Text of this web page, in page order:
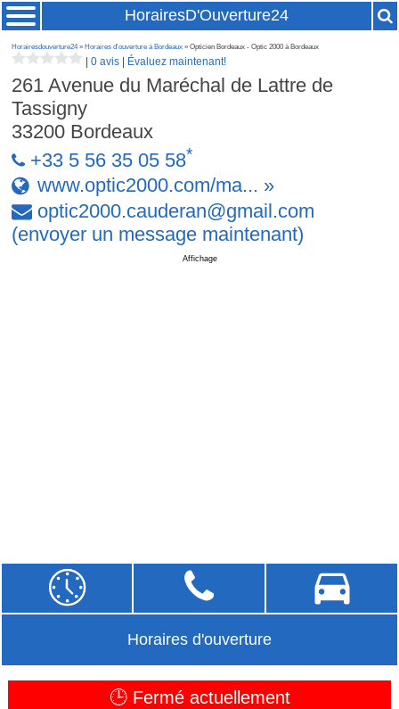
HorairesD'Ouverture24
Horairesdouverture24» Horaires d'ouverture à Bordeaux » Opticien Bordeaux - Optic 2000 à Bordeaux
|0 avis Évaluez maintenant!
261 Avenue du Maréchal de Lattre de
Tassigny
33200 Bordeaux
+33 5 56 35 05 58*
www.optic2000.com/ma... »
optic2000.cauderan@gmail.com
(envoyer un message maintenant)
Affichage
Horaires d'ouverture
🕒 Fermé actuellement